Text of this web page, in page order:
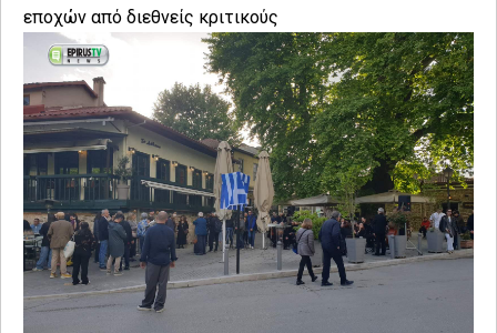
εποχών από διεθνείς κριτικούς